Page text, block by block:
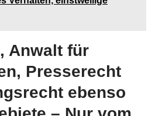
Anwalt für
Presserecht
ebenso